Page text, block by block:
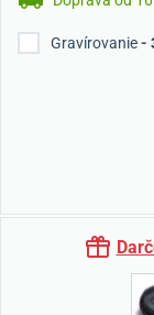
Gravírovanie-